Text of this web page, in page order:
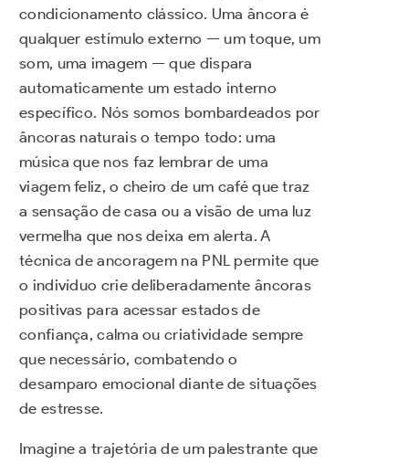
condicionamento clássico. Uma âncora é
qualquer estímulo externo — um toque, um
som, uma imagem — que dispara
automaticamente um estado interno
específico. Nós somos bombardeados por
âncoras naturais o tempo todo: uma
música que nos faz lembrar de uma
viagem feliz, o cheiro de um café que traz
a sensação de casa ou a visão de uma luz
vermelha que nos deixa em alerta. A
técnica de ancoragem na PNL permite que
o indivíduo crie deliberadamente âncoras
positivas para acessar estados de
confiança, calma ou criatividade sempre
que necessário, combatendo o
desamparo emocional diante de situações
de estresse.
Imagine a trajetória de um palestrante que